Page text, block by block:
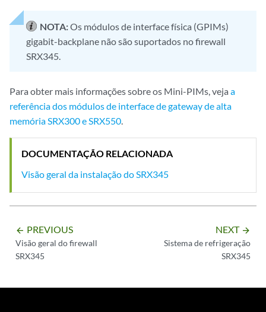
NOTA:Os módulos de interface física (GPIMs)
gigabit-backplane não são suportados no firewall
SRX345.
Para obter mais informações sobre os Mini-PIMs, veja a
referência dos módulos de interface de gateway de alta
memória SRX300 e SRX550.
DOCUMENTAÇÃO RELACIONADA
Visão geral da instalação do SRX345
arrow_backward PREVIOUS
Visão geral do firewall
SRX345
NEXT arrow_forward
Sistema de refrigeração
SRX345